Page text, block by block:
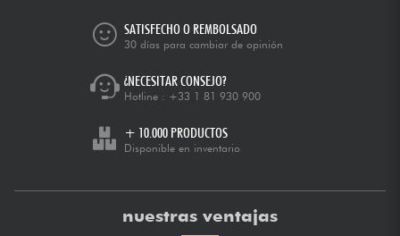
SATISFECHO O REMBOLSADO
30 días para cambiar de opinión
¿NECESITAR CONSEJO?
Hotline : +33 1 81 930 900
+ 10.000 PRODUCTOS
Disponible en inventario
nuestras ventajas